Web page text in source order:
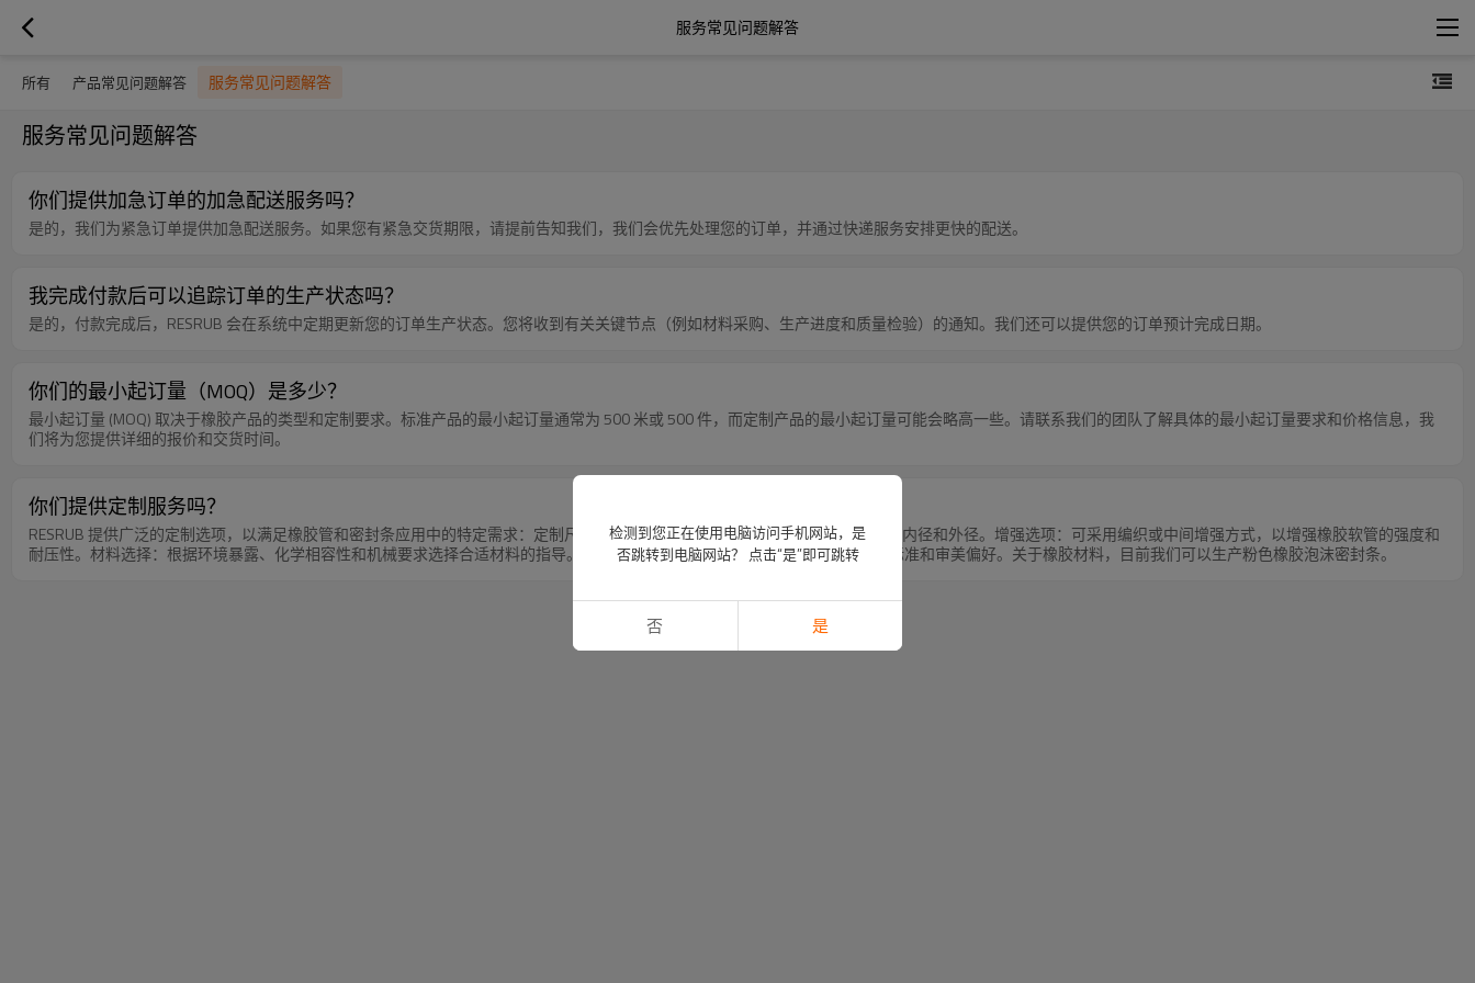
服务常见问题解答
所有 产品常见问题解答 服务常见问题解答
服务常见问题解答
你们提供加急订单的加急配送服务吗？
是的，我们为紧急订单提供加急配送服务。如果您有紧急交货期限，请提前告知我们，我们会优先处理您的订单，并通过快递服务安排更快的配送。
我完成付款后可以追踪订单的生产状态吗？
是的，付款完成后，RESRUB 会在系统中定期更新您的订单生产状态。您将收到有关关键节点（例如材料采购、生产进度和质量检验）的通知。我们还可以提供您的订单预计完成日期。
你们的最小起订量（MOQ）是多少？
最小起订量 (MOQ) 取决于橡胶产品的类型和定制要求。标准产品的最小起订量通常为 500 米或 500 件，而定制产品的最小起订量可能会略高一些。请联系我们的团队了解具体的最小起订量要求和价格信息，我
们将为您提供详细的报价和交货时间。
你们提供定制服务吗？
RESRUB 提供广泛的定制选项，以满足橡胶管和密封条应用中的特定需求：定制尺寸：可根据具体应用要求定制尺寸和长度，包括内径和外径。增强选项：可采用编织或中间增强方式，以增强橡胶软管的强度和
耐压性。材料选择：根据环境暴露、化学相容性和机械要求选择合适材料的指导。颜色：可提供定制颜色选项，以符合特定行业标准和审美偏好。关于橡胶材料，目前我们可以生产粉色橡胶泡沫密封条。
检测到您正在使用电脑访问手机网站，是
否跳转到电脑网站？ 点击“是”即可跳转
否 是